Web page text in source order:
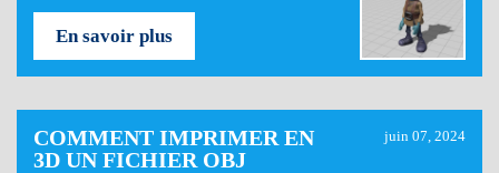
En savoir plus
COMMENT IMPRIMER EN
3D UN FICHIER OBJ
juin 07, 2024